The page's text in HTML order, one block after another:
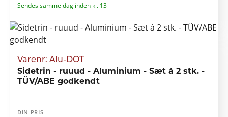
Sendes samme dag inden kl. 13
Varenr: Alu-DOT
Sidetrin - ruuud - Aluminium - Sæt á 2 stk. -
TÜV/ABE godkendt
DIN PRIS